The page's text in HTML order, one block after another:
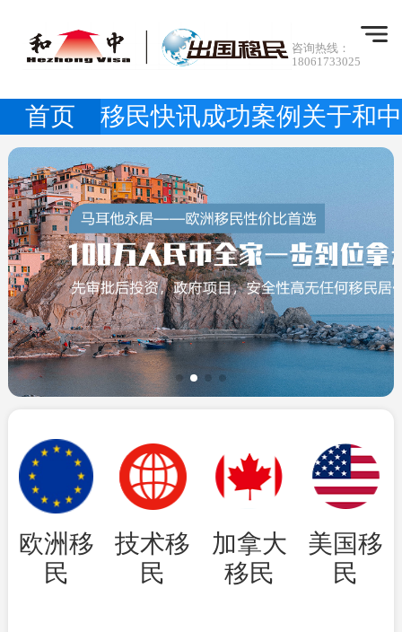
咨询热线：
18061733025
首页 移民快讯成功案例 关于和中
欧洲移
民
技术移
民
加拿大
移民
美国移
民